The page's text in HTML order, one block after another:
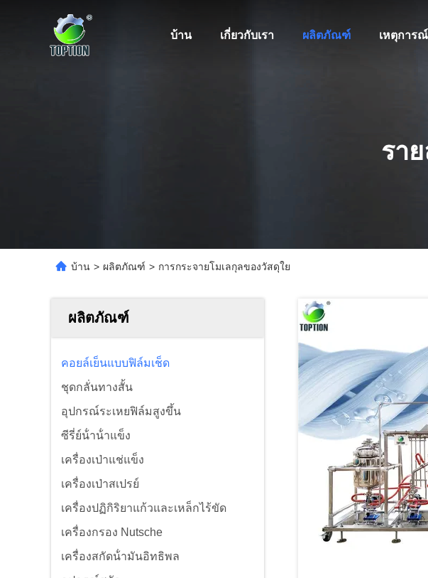
บ้าน เกี่ยวกับเรา ผลิตภัณฑ์ เหตุการ
รา
บ้าน > ผลิตภัณฑ์ > การกระจายโมเลกุลของวัสดุใย
ผลิตภัณฑ์
คอยล์เย็นแบบฟิล์มเช็ด
ชุดกลั่นทางสั้น
อุปกรณ์ระเหยฟิล์มสูงขึ้น
ซีรี่ย์น้ําน้ําแข็ง
เครื่องเป่าแช่แข็ง
เครื่องเป่าสเปรย์
เครื่องปฏิกิริยาแก้วและเหล็กไร้ขัด
เครื่องกรอง Nutsche
เครื่องสกัดน้ํามันอิทธิพล